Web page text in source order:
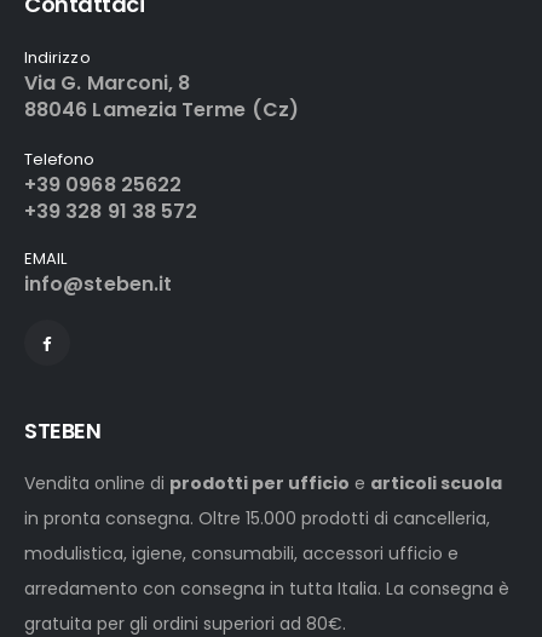
Indirizzo
Via G. Marconi, 8
88046 Lamezia Terme (Cz)
Telefono
+39 0968 25622
+39 328 91 38 572
EMAIL
info@steben.it
STEBEN
Vendita online di prodotti per ufficio e articoli scuola
in pronta consegna. Oltre 15.000 prodotti di cancelleria,
modulistica, igiene, consumabili, accessori ufficio e
arredamento con consegna in tutta Italia. La consegna è
gratuita per gli ordini superiori ad 80€.